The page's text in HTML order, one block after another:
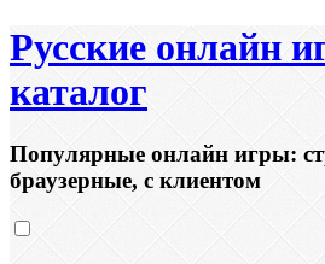
Русские онлайн
каталог
Популярные онлайн игры:
браузерные, с клиентом